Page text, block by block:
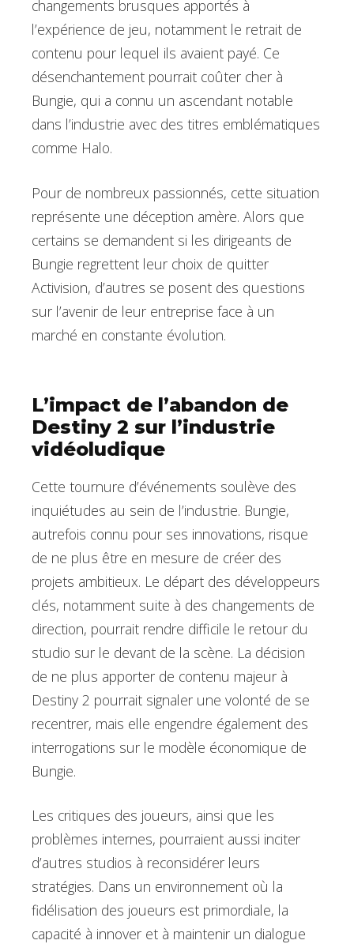
changements brusques apportés à
l’expérience de jeu, notamment le retrait de
contenu pour lequel ils avaient payé. Ce
désenchantement pourrait coûter cher à
Bungie, qui a connu un ascendant notable
dans l’industrie avec des titres emblématiques
comme Halo.
Pour de nombreux passionnés, cette situation
représente une déception amère. Alors que
certains se demandent si les dirigeants de
Bungie regrettent leur choix de quitter
Activision, d’autres se posent des questions
sur l’avenir de leur entreprise face à un
marché en constante évolution.
L’impact de l’abandon de
Destiny 2 sur l’industrie
vidéoludique
Cette tournure d’événements soulève des
inquiétudes au sein de l’industrie. Bungie,
autrefois connu pour ses innovations, risque
de ne plus être en mesure de créer des
projets ambitieux. Le départ des développeurs
clés, notamment suite à des changements de
direction, pourrait rendre difficile le retour du
studio sur le devant de la scène. La décision
de ne plus apporter de contenu majeur à
Destiny 2 pourrait signaler une volonté de se
recentrer, mais elle engendre également des
interrogations sur le modèle économique de
Bungie.
Les critiques des joueurs, ainsi que les
problèmes internes, pourraient aussi inciter
d’autres studios à reconsidérer leurs
stratégies. Dans un environnement où la
fidélisation des joueurs est primordiale, la
capacité à innover et à maintenir un dialogue